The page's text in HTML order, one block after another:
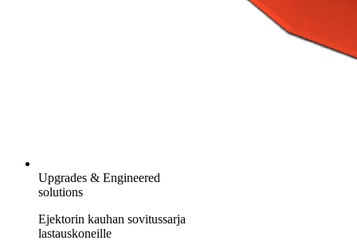
Upgrades & Engineered
solutions
Ejektorin kauhan sovitussarja
lastauskoneille